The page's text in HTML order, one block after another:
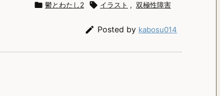
 鬱とわたし2  イラスト , 双極性障害
 Posted by kabosu014